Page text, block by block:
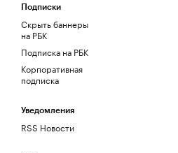
Подписки
Скрыть баннеры
на РБК
Подписка на РБК
Корпоративная
подписка
Уведомления
RSS Новости